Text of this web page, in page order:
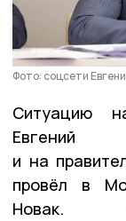
Фото: соцсети
Ситуацию
и на
провёл в
Новак.